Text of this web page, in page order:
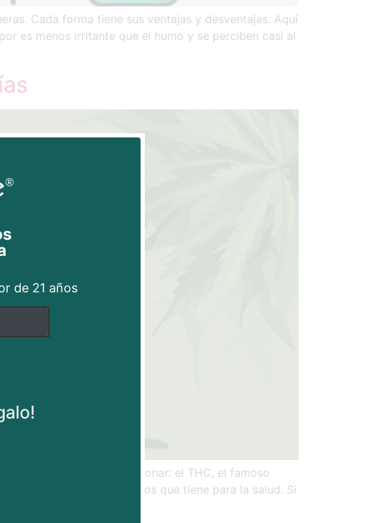
Cada forma tiene sus ventajas y desventajas. Aquí
es menos irritante que el humo y se perciben casi al
has oído mencionar: el THC, el famoso
de los increíbles beneficios que tiene para la salud. Si
de 21 años